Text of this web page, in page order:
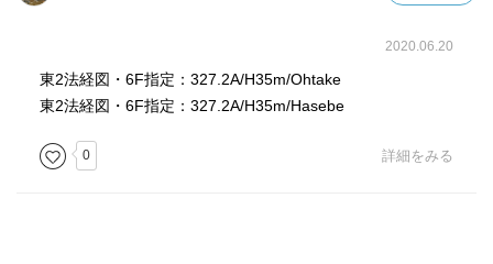
2020.06.20
東2法経図・6F指定：327.2A/H35m/Ohtake
東2法経図・6F指定：327.2A/H35m/Hasebe
0 詳細をみる